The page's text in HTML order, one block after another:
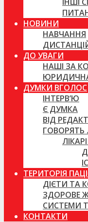
НОВИНИ
НАВЧАННЯ
ДО УВАГИ
НАШІ ЗА
ДУМКИ ВГОЛОС
ІНТЕРВ’Ю
Є ДУМКА
ВІД
ГОВОРЯТЬ
ТЕРИТОРІЯ
ДІЄТИ ТА
ЗДОРОВЕ
СИСТЕМИ
КОНТАКТИ